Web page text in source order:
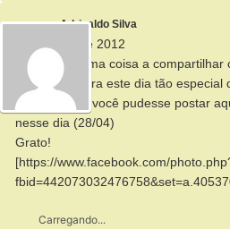
Adrinaldo Silva
26 de abril de 2012
Olá! Tenho uma coisa a
multimídia para este dia tão
Gostaria que você pudesse postar
nesse dia (28/04)
Grato!
[https://www.facebook.com/
Carregando...